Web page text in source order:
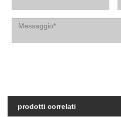
prodotti correlati